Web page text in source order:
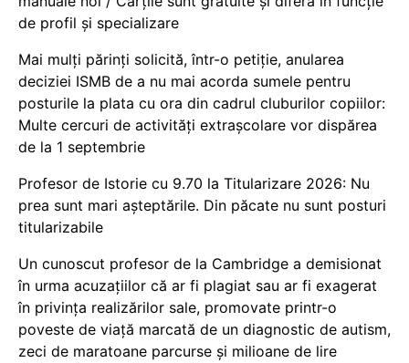
de profil și specializare
Mai mulți părinți solicită, într-o petiție, anularea
deciziei ISMB de a nu mai acorda sumele pentru
posturile la plata cu ora din cadrul cluburilor copiilor:
Multe cercuri de activități extrașcolare vor dispărea
de la 1 septembrie
Profesor de Istorie cu 9.70 la Titularizare 2026: Nu
prea sunt mari așteptările. Din păcate nu sunt posturi
titularizabile
Un cunoscut profesor de la Cambridge a demisionat
în urma acuzațiilor că ar fi plagiat sau ar fi exagerat
în privința realizărilor sale, promovate printr-o
poveste de viață marcată de un diagnostic de autism,
zeci de maratoane parcurse și milioane de lire